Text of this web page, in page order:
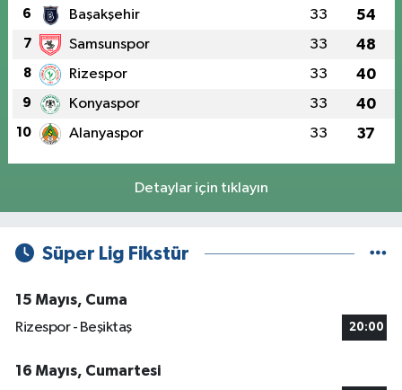
6 Başakşehir 33 54
7 Samsunspor 33 48
8 Rizespor 33 40
9 Konyaspor 33 40
10 Alanyaspor 33 37
Detaylar için tıklayın
Süper Lig Fikstür
15 Mayıs, Cuma
Rizespor - Beşiktaş
20:00
16 Mayıs, Cumartesi